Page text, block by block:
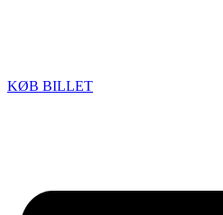
KØB BILLET